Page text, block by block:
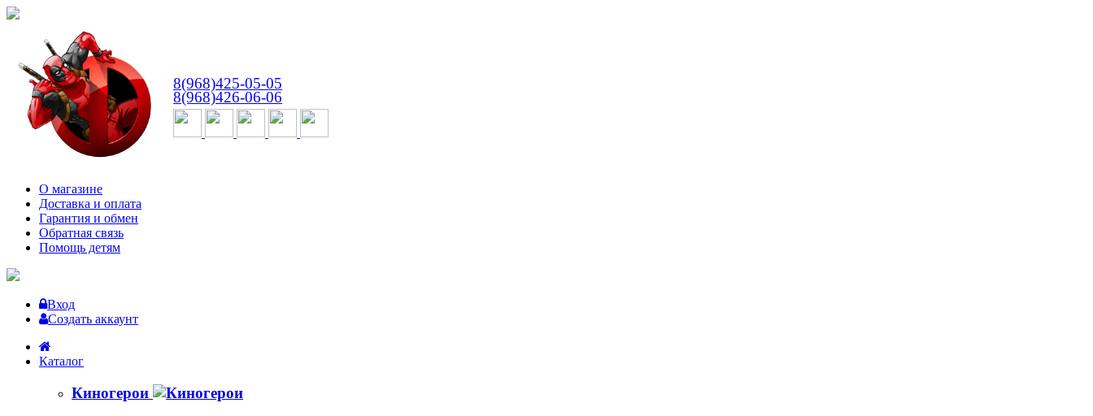
8(968)425-05-05
8(968)426-06-06
О магазине
Доставка и оплата
Гарантия и обмен
Обратная связь
Помощь детям
Вход
Создать аккаунт
Каталог
Киногерои